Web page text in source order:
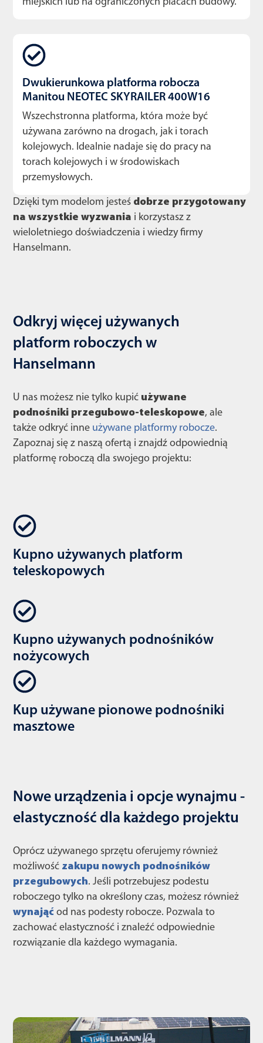
miejskich lub na ograniczonych placach budowy.
Dwukierunkowa platforma robocza
Manitou NEOTEC SKYRAILER 400W16
Wszechstronna platforma, która może być
używana zarówno na drogach, jak i torach
kolejowych. Idealnie nadaje się do pracy na
torach kolejowych i w środowiskach
przemysłowych.
Dzięki tym modelom jesteś dobrze przygotowany
na wszystkie wyzwania i korzystasz z
wieloletniego doświadczenia i wiedzy firmy
Hanselmann.
Odkryj więcej używanych
platform roboczych w
Hanselmann
U nas możesz nie tylko kupić używane
podnośniki przegubowo-teleskopowe, ale
także odkryć inne używane platformy robocze.
Zapoznaj się z naszą ofertą i znajdź odpowiednią
platformę roboczą dla swojego projektu:
Kupno używanych platform
teleskopowych
Kupno używanych podnośników
nożycowych
Kup używane pionowe podnośniki
masztowe
Nowe urządzenia i opcje wynajmu -
elastyczność dla każdego projektu
Oprócz używanego sprzętu oferujemy również
możliwość zakupu nowych podnośników
przegubowych. Jeśli potrzebujesz podestu
roboczego tylko na określony czas, możesz również
wynająć od nas podesty robocze. Pozwala to
zachować elastyczność i znaleźć odpowiednie
rozwiązanie dla każdego wymagania.